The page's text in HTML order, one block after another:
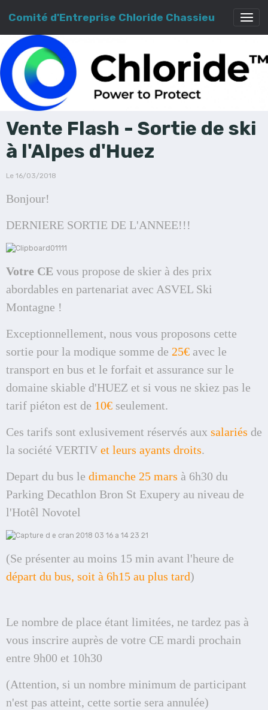
Comité d'Entreprise Chloride Chassieu
Vente Flash - Sortie de ski
à l'Alpes d'Huez
Le 16/03/2018
Bonjour!
DERNIERE SORTIE DE L'ANNEE!!!
Votre CE vous propose de skier à des prix
abordables en partenariat avec ASVEL Ski
Montagne !
Exceptionnellement, nous vous proposons cette
sortie pour la modique somme de 25€ avec le
transport en bus et le forfait et assurance sur le
domaine skiable d'HUEZ et si vous ne skiez pas le
tarif piéton est de 10€ seulement.
Ces tarifs sont exlusivement réservés aux salariés de
la société VERTIV et leurs ayants droits.
Depart du bus le dimanche 25 mars à 6h30 du
Parking Decathlon Bron St Exupery au niveau de
l'Hotêl Novotel
(Se présenter au moins 15 min avant l'heure de
départ du bus, soit à 6h15 au plus tard)
Le nombre de place étant limitées, ne tardez pas à
vous inscrire auprès de votre CE mardi prochain
entre 9h00 et 10h30
(Attention, si un nombre minimum de participant
n'est pas atteint, cette sortie sera annulée)